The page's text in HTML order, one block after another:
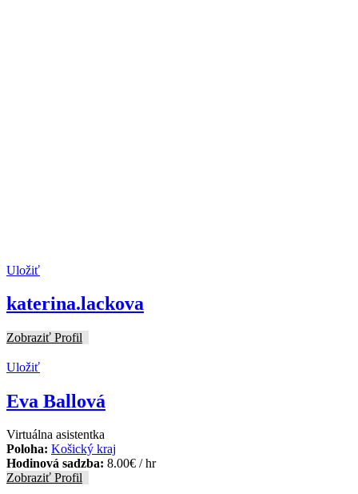
Uložiť
katerina.lackova
Zobraziť Profil
Uložiť
Eva Ballová
Virtuálna asistentka
Poloha: Košický kraj
Hodinová sadzba: 8.00€ / hr
Zobraziť Profil